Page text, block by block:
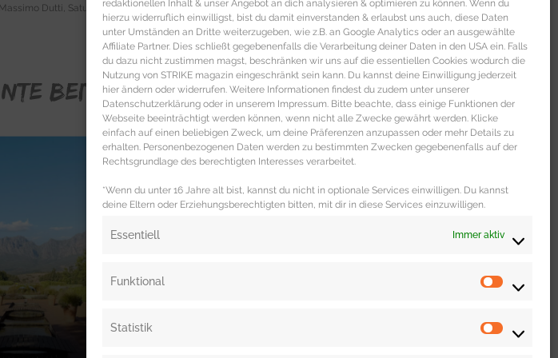
redaktionellen Inhalt & unser Angebot an dich analysieren & optimieren zu können. Wenn du
hierzu widerruflich einwilligst, bist du damit einverstanden & erlaubst uns auch, diese Daten
unter Umständen an Dritte weiterzugeben, wie z.B. an Google Analytics oder an ausgewählte
Affiliate Partner. Dies schließt gegebenenfalls die Verarbeitung deiner Daten in den USA ein. Falls
du dazu nicht zustimmen magst, beschränken wir uns auf die essentiellen Cookies wodurch die
Nutzung von STRIKE magazin eingeschränkt sein kann. Du kannst deine Einwilligung jederzeit
hier ändern oder widerrufen. Weitere Informationen findest du zudem unter unserer
Datenschutzerklärung oder in unserem Impressum. Bitte beachte, dass einige Funktionen der
Webseite beeinträchtigt werden können, wenn nicht alle Zwecke gewährt werden. Klicke
einfach auf einen beliebigen Zweck, um deine Präferenzen anzupassen oder mehr Details zu
erhalten. Personenbezogenen Daten werden zu bestimmten Zwecken gegebenenfalls auf der
Rechtsgrundlage des berechtigten Interesses verarbeitet.
*Wenn du unter 16 Jahre alt bist, kannst du nicht in optionale Services einwilligen. Du kannst
deine Eltern oder Erziehungsberechtigten bitten, mit dir in diese Services einzuwilligen.
Essentiell Immer aktiv
Funktional
Statistik
Dutti, Saturn, PR
BEITRÄGE FÜR DICH